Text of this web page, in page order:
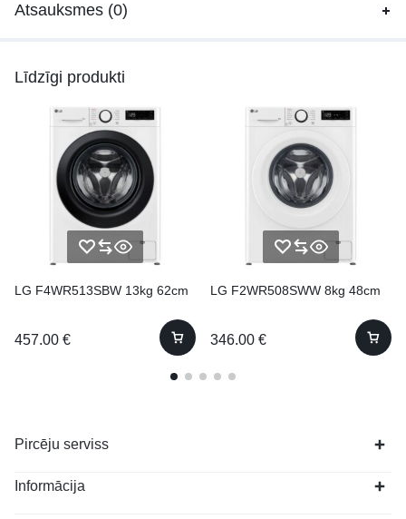
Atsauksmes (0)
Līdzīgi produkti
LG F4WR513SBW 13kg 62cm
457.00 €
LG F2WR508SWW 8kg 48cm
346.00 €
Pircēju serviss
Informācija